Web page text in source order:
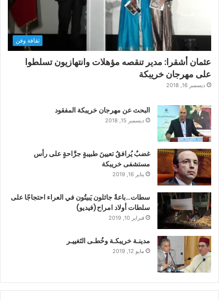
ثقافة وفن
عثمان أشقرا: مدير تنقصه مؤهلات وانتهازيون تسلطوا
على مهرجان خريبكة
ديسمبر 16, 2018
البحث عن مهرجان خريبكة المفقود
ديسمبر 15, 2018
غضبٌ يُرافقُ تعيينَ طبيبةٍ جرَّاحةٍ على رأس
مستشفى خريبكة
يناير 16, 2019
سطات…باعةٌ جائلون يَبيتُون في العراء احتجاجًا على
سلطات أولاد امراح(فيديو)
فبراير 10, 2019
مدينـة خريبكـة وخُطـى التَغييـر
مايو 12, 2019